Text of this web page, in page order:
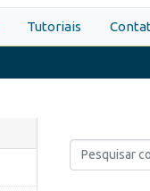
Tutoriais